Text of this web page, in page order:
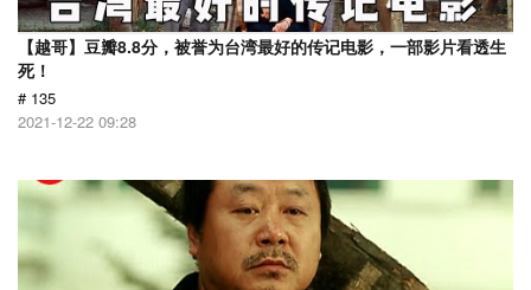
【越哥】豆瓣8.8分，被誉为台湾最好的传记电影，一部影片看透生
死！
# 135
2021-12-22 09:28